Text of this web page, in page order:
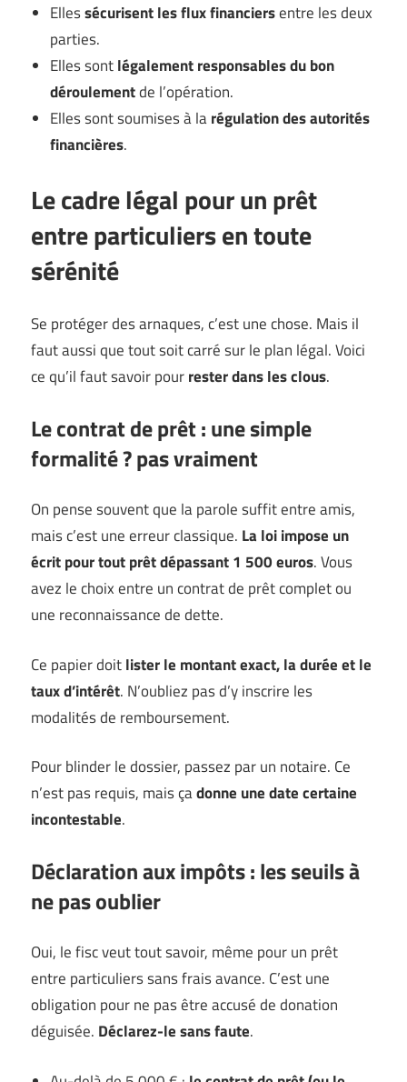
Ellessécurisent les flux financiersentre les deux
parties.
Elles sontlégalement responsables du bon
déroulementde l’opération.
Elles sont soumises à larégulation des autorités
financières.
Le cadre légal pour un prêt
entre particuliers en toute
sérénité
Se protéger des arnaques, c’est une chose. Mais il
faut aussi que tout soit carré sur le plan légal. Voici
ce qu’il faut savoir pourrester dans les clous.
Le contrat de prêt : une simple
formalité ? pas vraiment
On pense souvent que la parole suffit entre amis,
mais c’est une erreur classique. La loi impose un
écrit pour tout prêt dépassant 1 500 euros. Vous
avez le choix entre un contrat de prêt complet ou
une reconnaissance de dette.
Ce papier doitlister le montant exact, la durée et le
taux d’intérêt. N’oubliez pas d’y inscrire les
modalités de remboursement.
Pour blinder le dossier, passez par un notaire. Ce
n’est pas requis, mais çadonne une date certaine
incontestable.
Déclaration aux impôts : les seuils à
ne pas oublier
Oui, le fisc veut tout savoir, même pour un prêt
entre particuliers sans frais avance. C’est une
obligation pour ne pas être accusé de donation
déguisée. Déclarez-le sans faute.